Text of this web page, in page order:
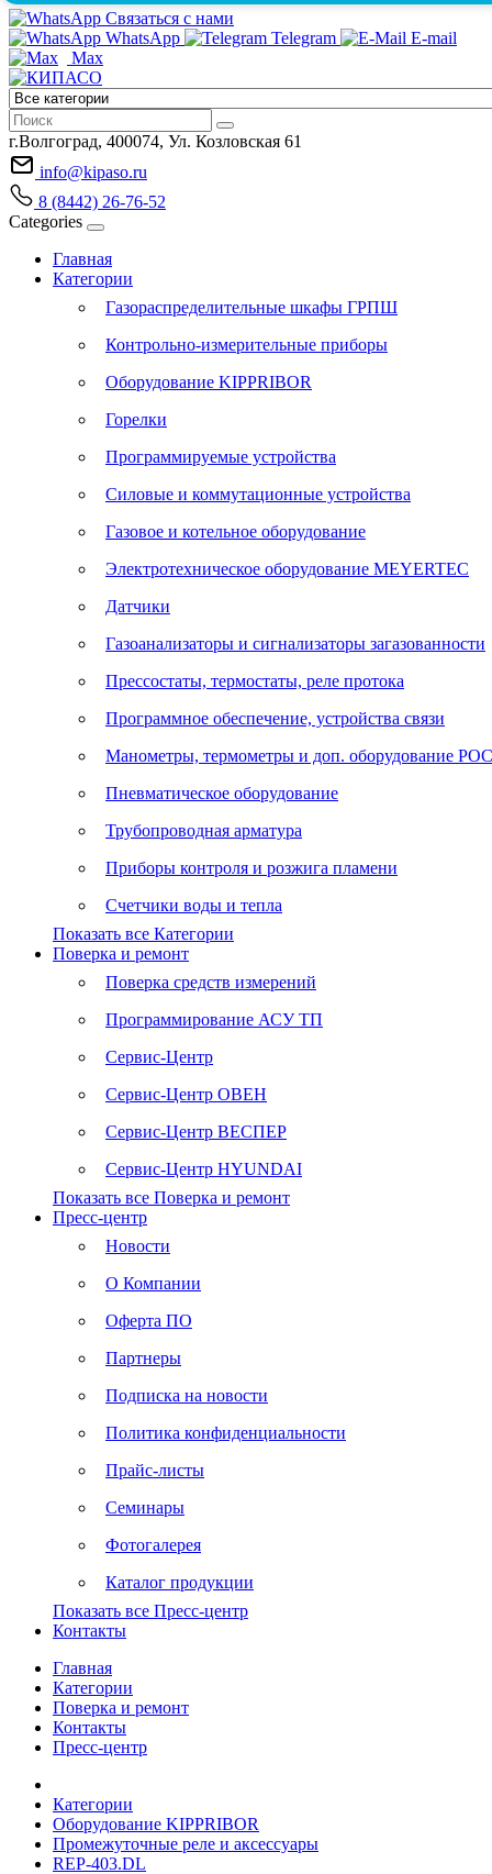
Связаться с нами
WhatsApp
Telegram
E-mail
Max
г.Волгоград, 400074, Ул. Козловская 61
info@kipaso.ru
8 (8442) 26-76-52
Categories
Главная
Категории
Газораспределительные шкафы ГРПШ
Контрольно-измерительные приборы
Оборудование KIPPRIBOR
Горелки
Программируемые устройства
Силовые и коммутационные устройства
Газовое и котельное оборудование
Электротехническое оборудование MEYERTEC
Датчики
Газоанализаторы и сигнализаторы загазованности
Прессостаты, термостаты, реле протока
Программное обеспечение, устройства связи
Манометры, термометры и доп. оборудование
Пневматическое оборудование
Трубопроводная арматура
Приборы контроля и розжига пламени
Счетчики воды и тепла
Показать все Категории
Поверка и ремонт
Поверка средств измерений
Программирование АСУ ТП
Сервис-Центр
Сервис-Центр ОВЕН
Сервис-Центр ВЕСПЕР
Сервис-Центр HYUNDAI
Показать все Поверка и ремонт
Пресс-центр
Новости
О Компании
Оферта ПО
Партнеры
Подписка на новости
Политика конфиденциальности
Прайс-листы
Семинары
Фотогалерея
Каталог продукции
Показать все Пресс-центр
Контакты
Главная
Категории
Поверка и ремонт
Контакты
Пресс-центр
Категории
Оборудование KIPPRIBOR
Промежуточные реле и аксессуары
REP-403.DL